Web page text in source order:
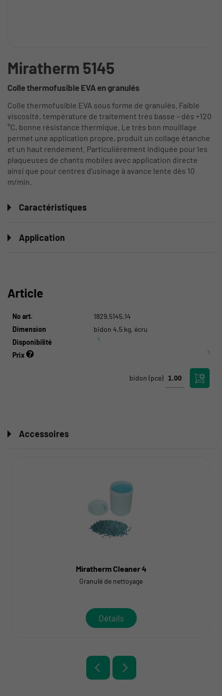
Miratherm 5145
Colle thermofusible EVA en granulés
Colle thermofusible EVA sous forme de granulés. Faible
viscosité, température de traitement très basse – dès +120
°C, bonne résistance thermique. Le très bon mouillage
permet une application propre, produit un collage étanche
et un haut rendement. Particulièrement indiquée pour les
plaqueuses de chants mobiles avec application directe
ainsi que pour centres d'usinage à avance lente dès 10
m/min.
Caractéristiques
Application
Article
No art.
1829.5145.14
Dimension
bidon 4,5 kg, écru
Disponibilité
Prix
bidon (pce)
Accessoires
Miratherm Cleaner 4
Granulé de nettoyage
Détails